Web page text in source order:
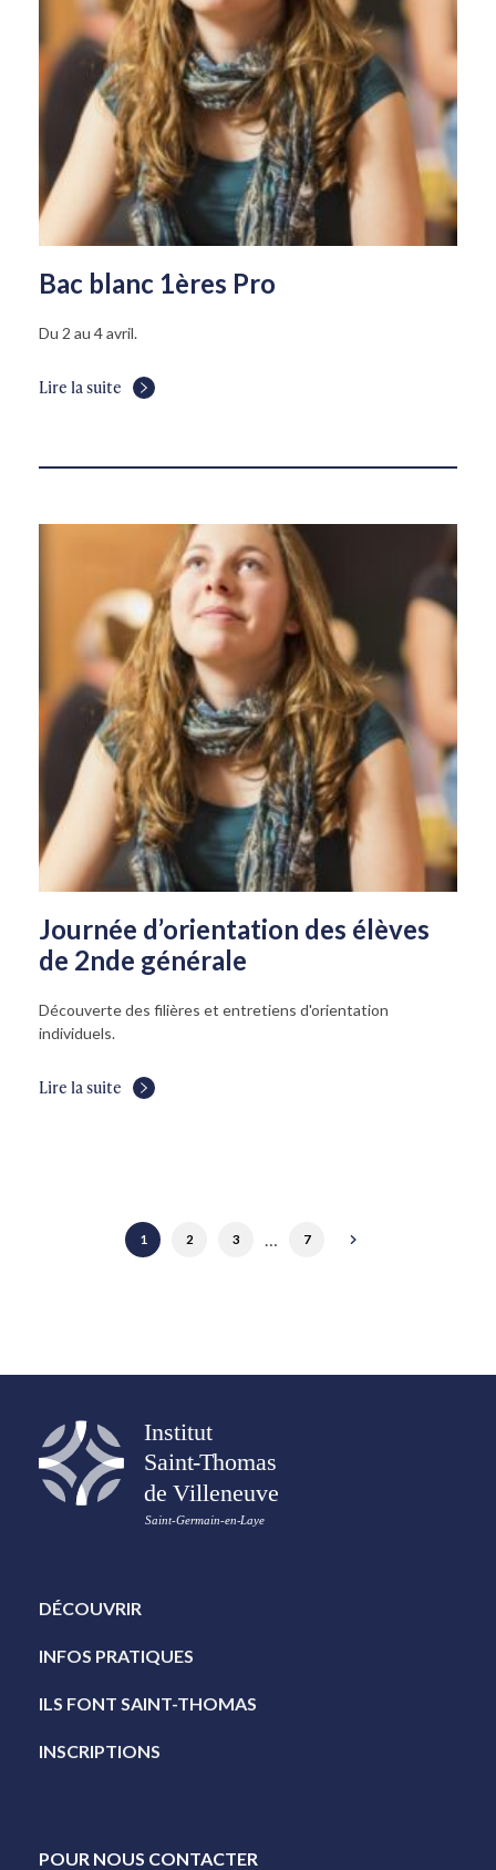
Bac blanc 1ères Pro
Du 2 au 4 avril.
Lire la suite
Journée d’orientation des élèves
de 2nde générale
Découverte des filières et entretiens d'orientation
individuels.
Lire la suite
1 2 3 … 7
DÉCOUVRIR
INFOS PRATIQUES
ILS FONT SAINT-THOMAS
INSCRIPTIONS
POUR NOUS CONTACTER